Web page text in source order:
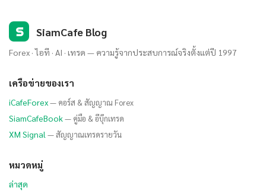
S SiamCafe Blog
Forex · ไอที · AI · เทรด — ความรู้จากประสบการณ์จริงตั้งแต่ปี 1997
เครือข่ายของเรา
iCafeForex— คอร์ส & สัญญาณ Forex
SiamCafeBook— คู่มือ & อีบุ๊กเทรด
XM Signal — สัญญาณเทรดรายวัน
หมวดหมู่
ล่าสุด